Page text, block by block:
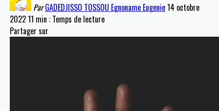
Par GADEDJISSO TOSSOU Egnoname Eugenie14 octobre
202211 min : Temps de lecture
Partager sur